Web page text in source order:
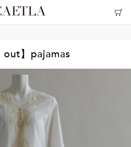
out】pajamas